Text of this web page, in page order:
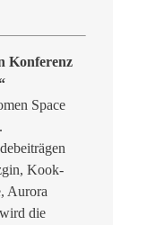
Konferenz
Space
Kook-
Aurora
die